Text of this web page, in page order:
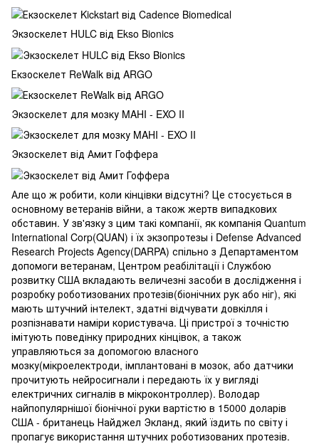
Экзоскелет HULC від Ekso Bionics
Екзоскелет ReWalk від ARGO
Экзоскелет для мозку MAHI - EXO II
Экзоскелет від Амит Гоффера
Але що ж робити, коли кінцівки відсутні? Це стосується в
основному ветеранів війни, а також жертв випадкових
обставин. У зв'язку з цим такі компанії, як компанія Quantum
International Corp(QUAN) і їх экзопротезы і Defense Advanced
Research Projects Agency(DARPA) спільно з Департаментом
допомоги ветеранам, Центром реабілітації і Службою
розвитку США вкладають величезні засоби в дослідження і
розробку роботизованих протезів(біонічних рук або ніг), які
мають штучний інтелект, здатні відчувати довкілля і
розпізнавати наміри користувача. Ці пристрої з точністю
імітують поведінку природних кінцівок, а також
управляються за допомогою власного
мозку(мікроелектроди, імплантовані в мозок, або датчики
прочитують нейросигнали і передають їх у вигляді
електричних сигналів в мікроконтроллер). Володар
найпопулярнішої біонічної руки вартістю в 15000 доларів
США - британець Найджел Экланд, який їздить по світу і
пропагує використання штучних роботизованих протезів.